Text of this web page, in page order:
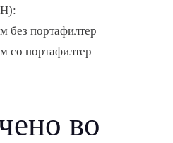
без портафилтер
со портафилтер
во